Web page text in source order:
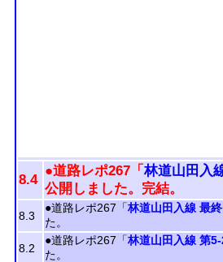
8.4
●道路レポ267「林道山田入
公開しました。完結。
8.3
●道路レポ267「林道山田入線 最終
た。
8.2
●道路レポ267「林道山田入線 第5-
た。